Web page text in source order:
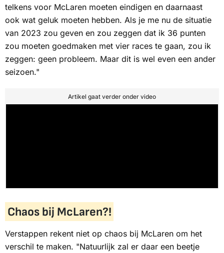
telkens voor McLaren moeten eindigen en daarnaast
ook wat geluk moeten hebben. Als je me nu de situatie
van 2023 zou geven en zou zeggen dat ik 36 punten
zou moeten goedmaken met vier races te gaan, zou ik
zeggen: geen probleem. Maar dit is wel even een ander
seizoen."
Artikel gaat verder onder video
Chaos bij McLaren?!
Verstappen rekent niet op chaos bij McLaren om het
verschil te maken. "Natuurlijk zal er daar een beetje